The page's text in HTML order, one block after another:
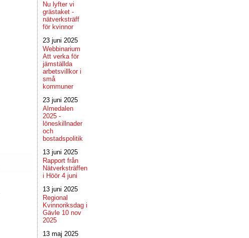
Nu lyfter vi
grästaket -
nätverksträff
för kvinnor
23 juni 2025
Webbinarium
Att verka för
jämställda
arbetsvillkor i
små
kommuner
23 juni 2025
Almedalen
2025 -
löneskillnader
och
bostadspolitik
13 juni 2025
Rapport från
Nätverksträffen
i Höör 4 juni
13 juni 2025
Regional
Kvinnoriksdag i
Gävle 10 nov
2025
13 maj 2025